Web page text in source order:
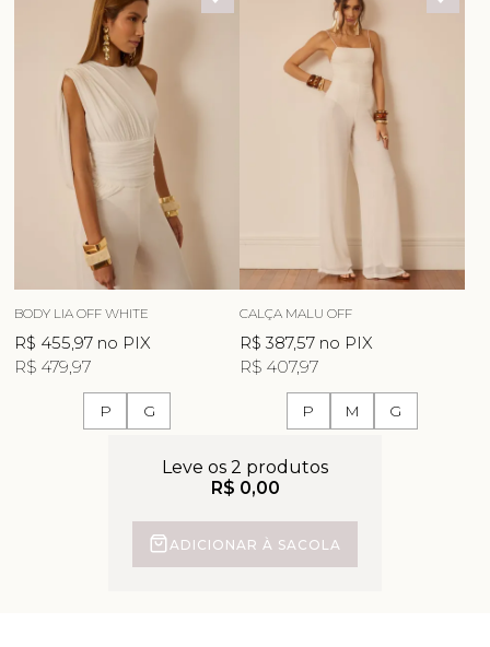
BODY LIA OFF WHITE
R$ 455,97 no PIX
R$ 479,97
P G
CALÇA MALU OFF
R$ 387,57 no PIX
R$ 407,97
P M G
Leve os 2 produtos
R$ 0,00
ADICIONAR À SACOLA